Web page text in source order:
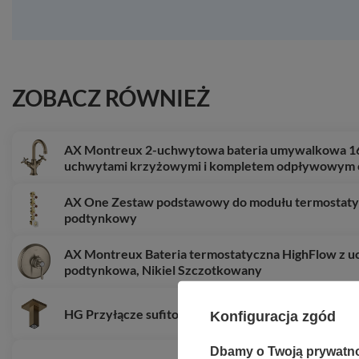
ZOBACZ RÓWNIEŻ
AX Montreux 2-uchwytowa bateria umywalkowa
uchwytami krzyżowymi i kompletem odpływowym
AX One Zestaw podstawowy do modułu
podtynkowy
AX Montreux Bateria termostatyczna HighFlow z
podtynkowa, Nikiel Szczotkowany
HG Przyłącze sufitowe E 10 cm, Brąz Szczotkowany
Konfiguracja zgód
Dbamy o Twoją